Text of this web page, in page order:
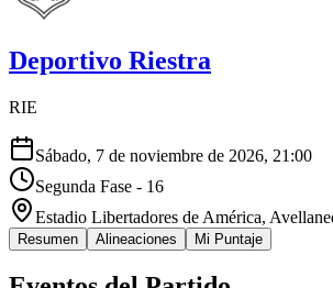
Deportivo Riestra
RIE
Sábado, 7 de noviembre de 2026, 21:00
Segunda Fase - 16
Estadio Libertadores de América,
Resumen Alineaciones Mi Puntaje